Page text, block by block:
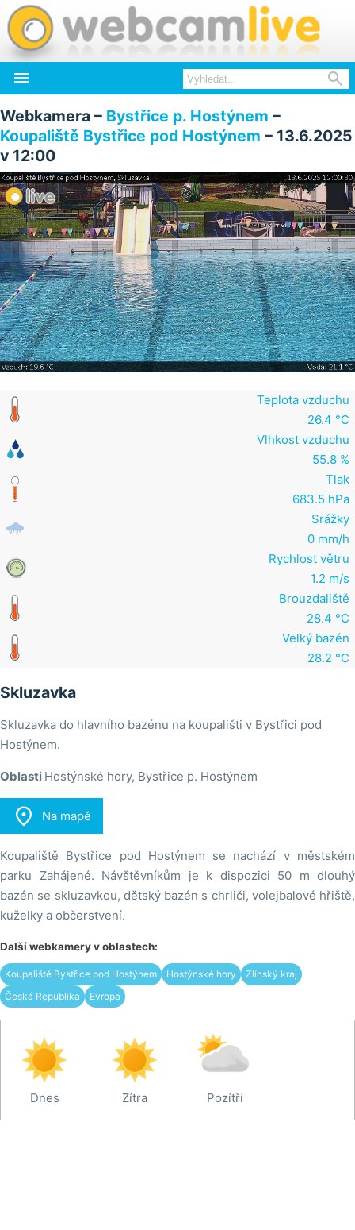
 
Webkamera – Bystřice p. Hostýnem –
Koupaliště Bystřice pod Hostýnem – 13.6.2025
v 12:00
Teplota vzduchu
26.4 °C
Vlhkost vzduchu
55.8 %
Tlak
683.5 hPa
Srážky
0 mm/h
Rychlost větru
1.2 m/s
Brouzdaliště
28.4 °C
Velký bazén
28.2 °C
Skluzavka
Skluzavka do hlavního bazénu na koupališti v Bystřici pod
Hostýnem.
Oblasti Hostýnské hory, Bystřice p. Hostýnem
 Na mapě
Koupaliště Bystřice pod Hostýnem se nachází v městském
parku Zahájené. Návštěvníkům je k dispozici 50 m dlouhý
bazén se skluzavkou, dětský bazén s chrliči, volejbalové hřiště,
kuželky a občerstvení.
Další webkamery v oblastech:
Koupaliště Bystřice pod Hostýnem Hostýnské hory
Zlínský kraj
Česká Republika
Evropa
Dnes Zítra Pozítří